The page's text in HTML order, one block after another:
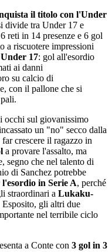
il titolo con l'Under
divide tra Under 17 e
reti in 14 presenze e 6 gol
a riscuotere impressioni
17: gol all'esordio
ai danni
su calcio di
con il pallone che si
occhi sul giovanissimo
un "no" secco dalla
crescere il ragazzo in
a provare l'assalto, ma
segno che nel talento di
di Sanchez potrebbe
in Serie A, perché
straordinari a Lukaku-
Esposito, gli altri due
nel terribile ciclo
a Conte con 3 gol in 3